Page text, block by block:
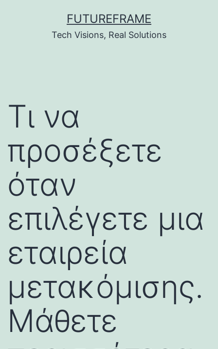
FUTUREFRAME
Tech Visions, Real Solutions
Τι να
προσέξετε
όταν
επιλέγετε μια
εταιρεία
μετακόμισης.
Μάθετε